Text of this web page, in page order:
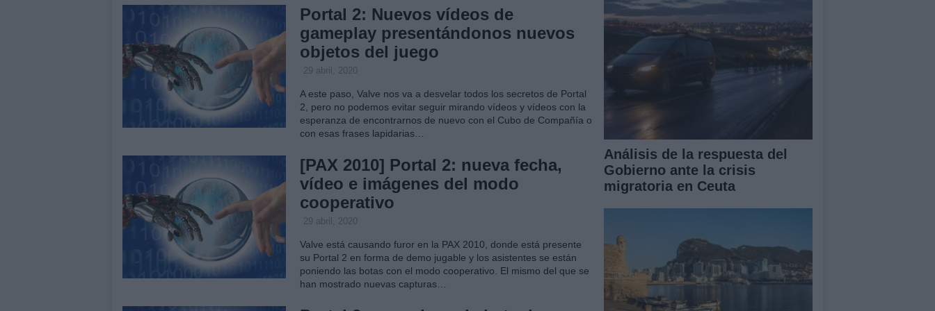
Portal 2: Nuevos vídeos de
gameplay presentándonos nuevos
objetos del juego
29 abril, 2020
A este paso, Valve nos va a desvelar todos los secretos de Portal
2, pero no podemos evitar seguir mirando vídeos y vídeos con la
esperanza de encontrarnos de nuevo con el Cubo de Compañía o
con esas frases lapidarias…
[PAX 2010] Portal 2: nueva fecha,
vídeo e imágenes del modo
cooperativo
29 abril, 2020
Valve está causando furor en la PAX 2010, donde está presente
su Portal 2 en forma de demo jugable y los asistentes se están
poniendo las botas con el modo cooperativo. El mismo del que se
han mostrado nuevas capturas…
Análisis de la respuesta del
Gobierno ante la crisis
migratoria en Ceuta